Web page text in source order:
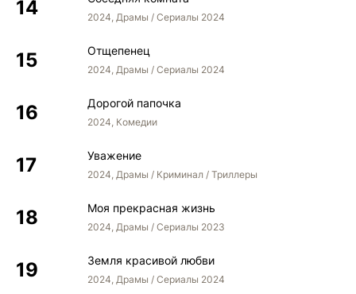
2024, Драмы / Сериалы 2024
Отщепенец
2024, Драмы / Сериалы 2024
Дорогой папочка
2024, Комедии
Уважение
2024, Драмы / Криминал / Триллеры
Моя прекрасная жизнь
2024, Драмы / Сериалы 2023
Земля красивой любви
2024, Драмы / Сериалы 2024